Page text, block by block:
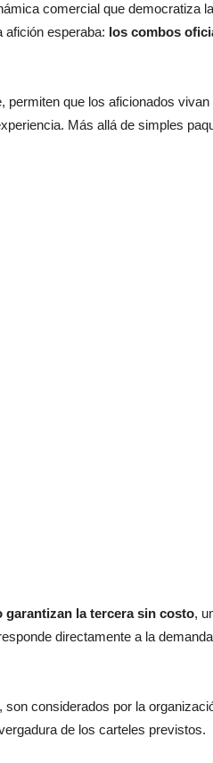
comercial que democratiza
afición esperaba: los combos
permiten que los aficionados vivan
Más allá de simples
la tercera sin costo,
directamente a la
considerados por la
de los carteles previstos.